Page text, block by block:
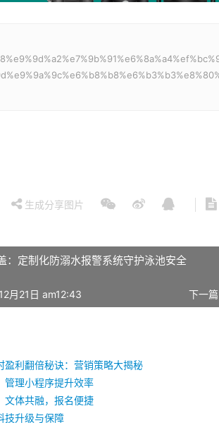
生成分享图片
：定制化防溺水报警系统守护泳池安全
下一
月21日 am12:43
盈利翻倍秘诀：营销策略大揭秘
管理小程序提升效率
文体共融，报名便捷
技升级与保障